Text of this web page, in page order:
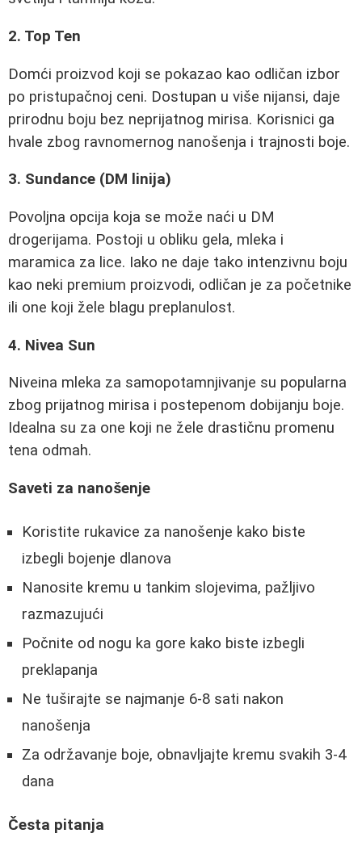
2. Top Ten
Domći proizvod koji se pokazao kao odličan izbor
po pristupačnoj ceni. Dostupan u više nijansi, daje
prirodnu boju bez neprijatnog mirisa. Korisnici ga
hvale zbog ravnomernog nanošenja i trajnosti boje.
3. Sundance (DM linija)
Povoljna opcija koja se može naći u DM
drogerijama. Postoji u obliku gela, mleka i
maramica za lice. Iako ne daje tako intenzivnu boju
kao neki premium proizvodi, odličan je za početnike
ili one koji žele blagu preplanulost.
4. Nivea Sun
Niveina mleka za samopotamnjivanje su popularna
zbog prijatnog mirisa i postepenom dobijanju boje.
Idealna su za one koji ne žele drastičnu promenu
tena odmah.
Saveti za nanošenje
Koristite rukavice za nanošenje kako biste
izbegli bojenje dlanova
Nanosite kremu u tankim slojevima, pažljivo
razmazujući
Počnite od nogu ka gore kako biste izbegli
preklapanja
Ne tuširajte se najmanje 6-8 sati nakon
nanošenja
Za održavanje boje, obnavljajte kremu svakih 3-4
dana
Česta pitanja